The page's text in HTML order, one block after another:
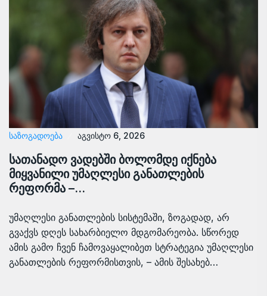
ᲡᲐᲖᲝᲒᲐᲓᲝᲔᲑᲐ აგვისტო 6, 2026
სათანადო ვადებში ბოლომდე იქნება
მიყვანილი უმაღლესი განათლების
რეფორმა –…
უმაღლესი განათლების სისტემაში, ზოგადად, არ
გვაქვს დღეს სახარბიელო მდგომარეობა. სწორედ
ამის გამო ჩვენ ჩამოვაყალიბეთ სტრატეგია უმაღლესი
განათლების რეფორმისთვის, – ამის შესახებ…